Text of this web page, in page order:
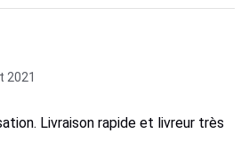
2021
Livraison rapide et livreur très